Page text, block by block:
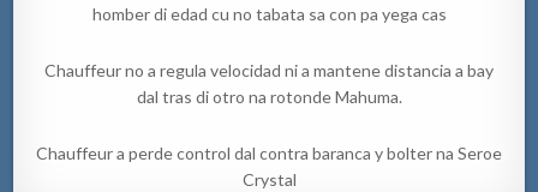
homber di edad cu no tabata sa con pa yega cas
Chauffeur no a regula velocidad ni a mantene distancia a bay
dal tras di otro na rotonde Mahuma.
Chauffeur a perde control dal contra baranca y bolter na Seroe
Crystal